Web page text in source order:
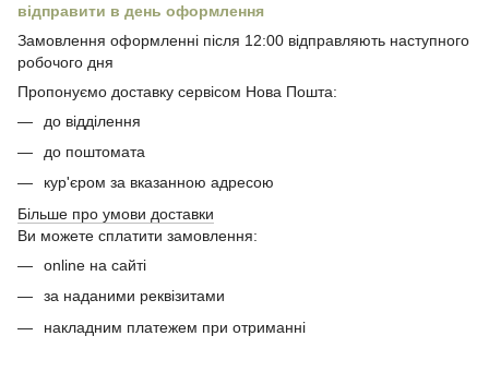
відправити в день оформлення
Замовлення оформленні після 12:00 відправляють наступного
робочого дня
Пропонуємо доставку сервісом Нова Пошта:
до відділення
до поштомата
кур'єром за вказанною адресою
Більше про умови доставки
Ви можете сплатити замовлення:
online на сайті
за наданими реквізитами
накладним платежем при отриманні